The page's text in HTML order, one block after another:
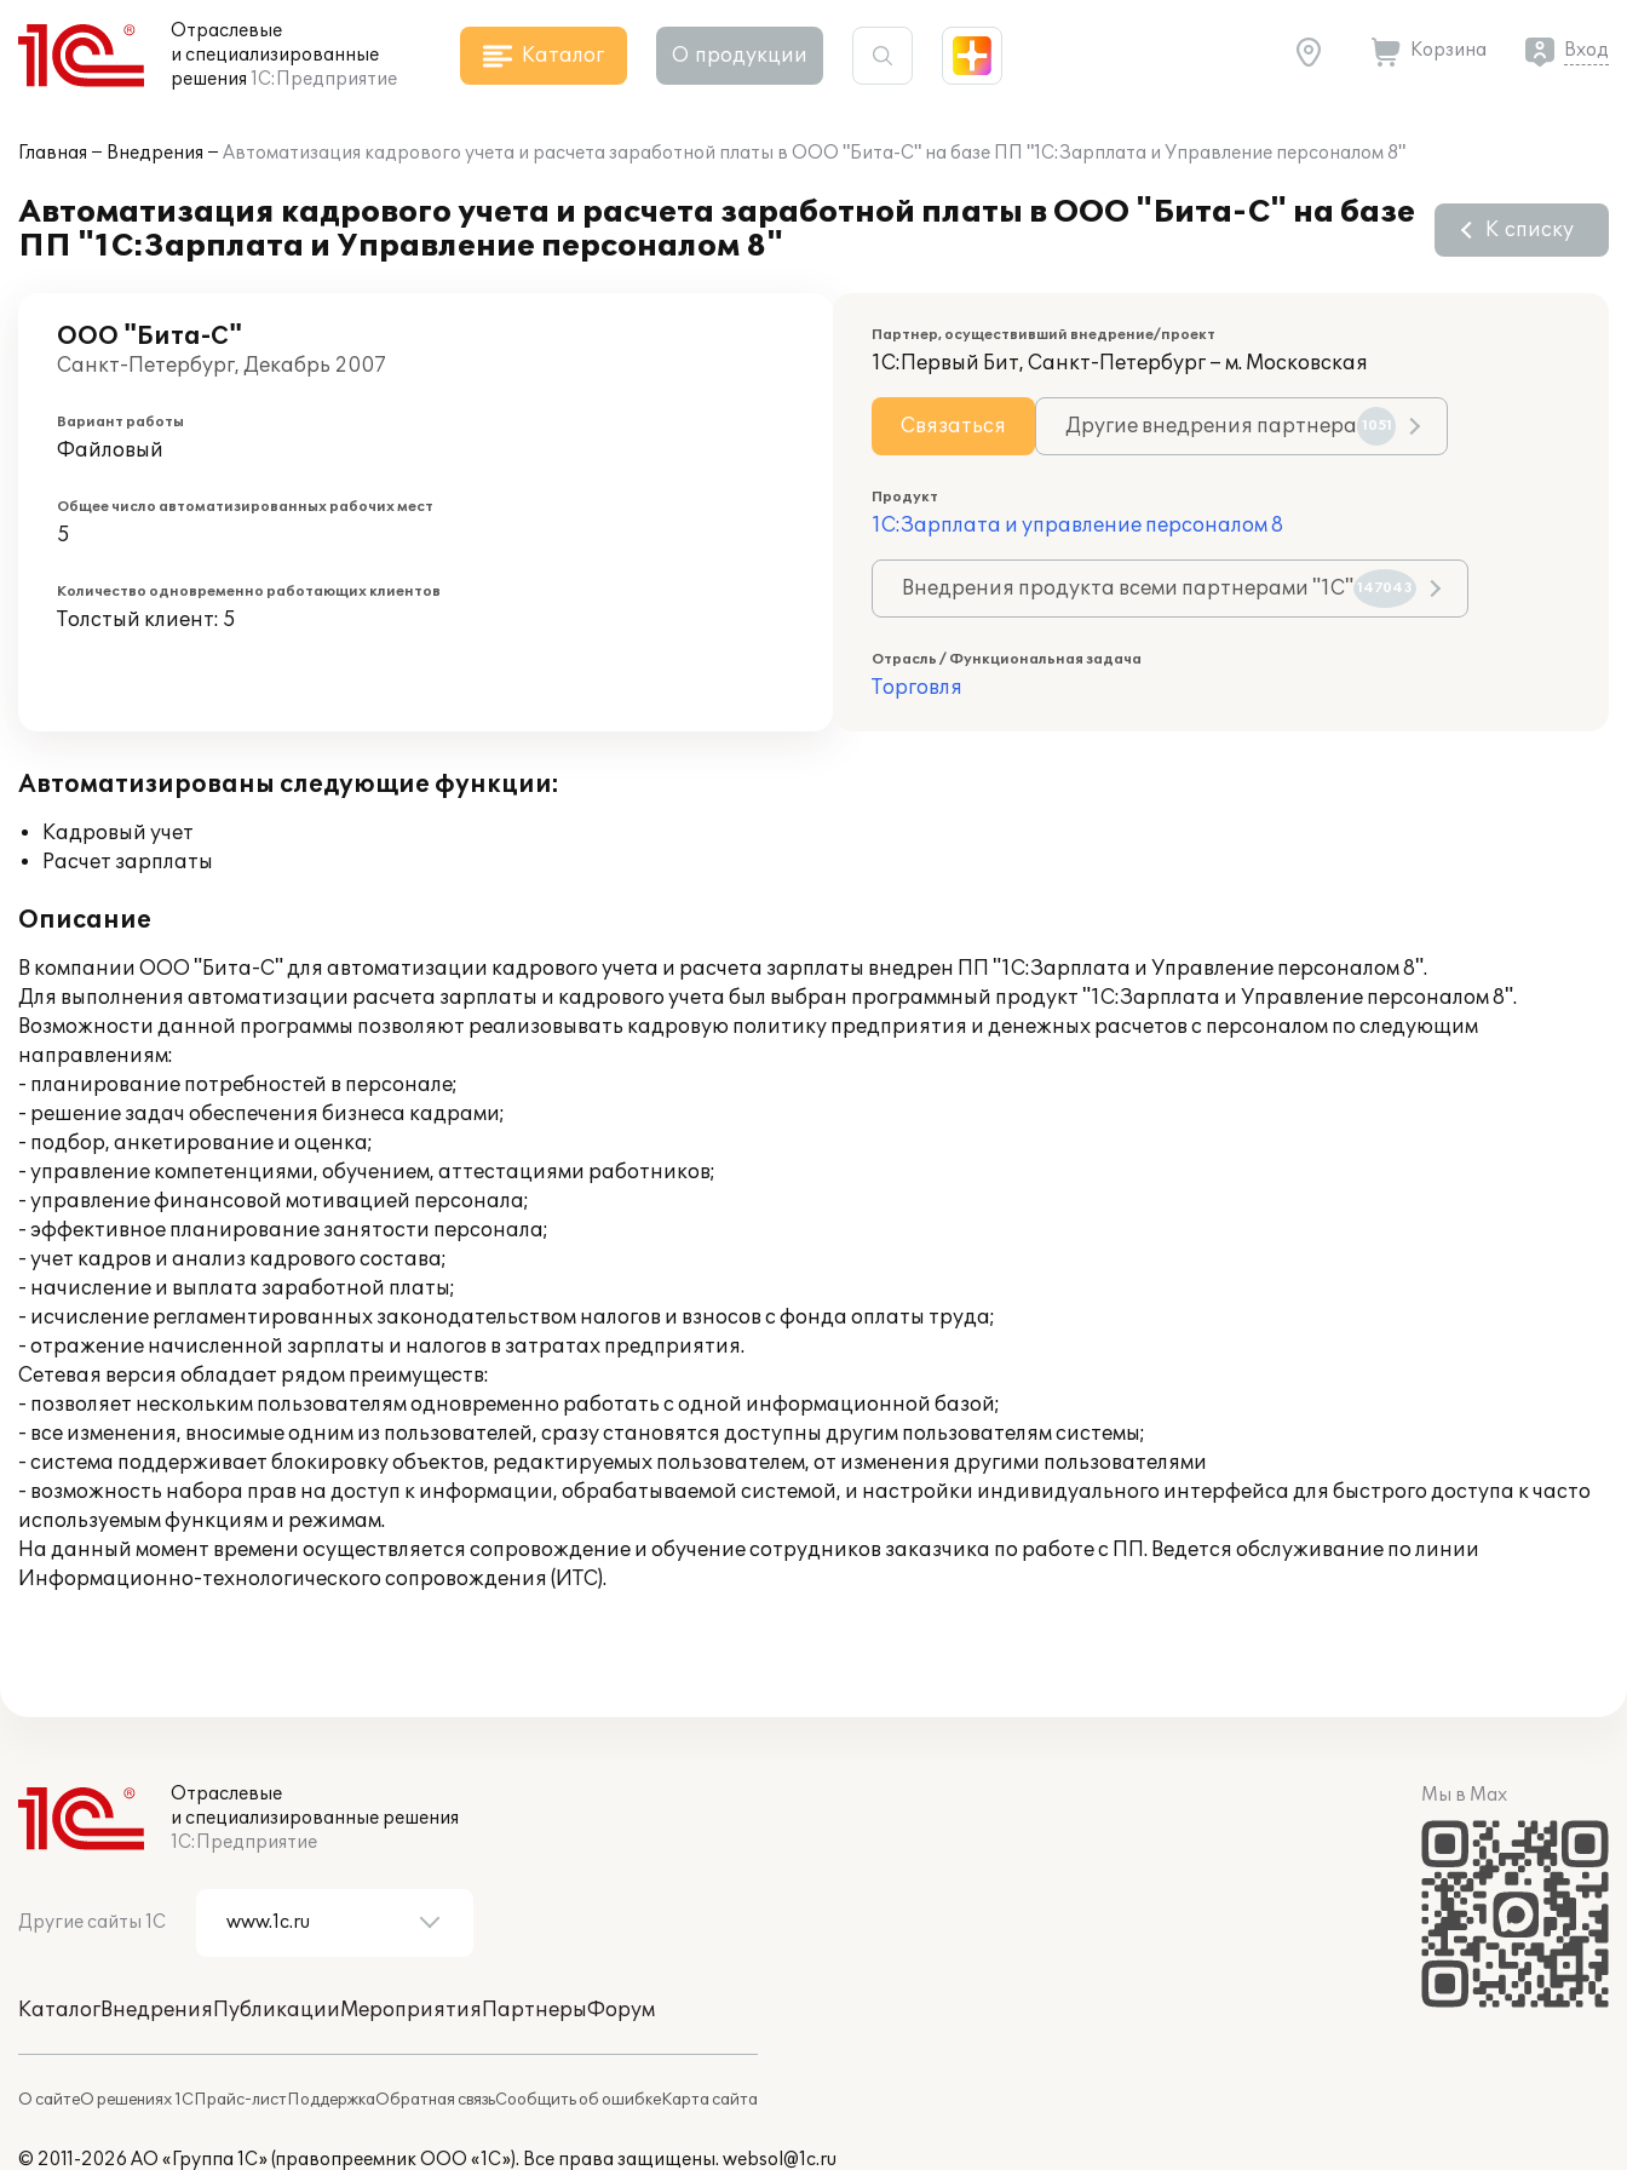
Отраслевые
и специализированные
решения 1С:Предприятие
Каталог О продукции Корзина Вход
Главная Внедрения Автоматизация кадрового учета и расчета заработной платы в ООО "Бита-С" на базе ПП "1С:Зарплата и Управление персоналом 8"
Автоматизация кадрового учета и расчета заработной платы в ООО "Бита-С" на базе
ПП "1С:Зарплата и Управление персоналом 8"
К списку
ООО "Бита-С"
Санкт-Петербург, Декабрь 2007
Вариант работы
Файловый
Общее число автоматизированных рабочих мест
5
Количество одновременно работающих клиентов
Толстый клиент: 5
Партнер, осуществивший внедрение/проект
1С:Первый Бит, Санкт-Петербург – м. Московская
Связаться Другие внедрения партнера 1051
Продукт
1С:Зарплата и управление персоналом 8
Внедрения продукта всеми партнерами "1С" 147043
Отрасль / Функциональная задача
Торговля
Автоматизированы следующие функции:
Кадровый учет
Расчет зарплаты
Описание
В компании ООО "Бита-С" для автоматизации кадрового учета и расчета зарплаты внедрен ПП "1С:Зарплата и Управление персоналом 8".
Для выполнения автоматизации расчета зарплаты и кадрового учета был выбран программный продукт "1С:Зарплата и Управление персоналом 8".
Возможности данной программы позволяют реализовывать кадровую политику предприятия и денежных расчетов с персоналом по следующим
направлениям:
- планирование потребностей в персонале;
- решение задач обеспечения бизнеса кадрами;
- подбор, анкетирование и оценка;
- управление компетенциями, обучением, аттестациями работников;
- управление финансовой мотивацией персонала;
- эффективное планирование занятости персонала;
- учет кадров и анализ кадрового состава;
- начисление и выплата заработной платы;
- исчисление регламентированных законодательством налогов и взносов с фонда оплаты труда;
- отражение начисленной зарплаты и налогов в затратах предприятия.
Сетевая версия обладает рядом преимуществ:
- позволяет нескольким пользователям одновременно работать с одной информационной базой;
- все изменения, вносимые одним из пользователей, сразу становятся доступны другим пользователям системы;
- система поддерживает блокировку объектов, редактируемых пользователем, от изменения другими пользователями
- возможность набора прав на доступ к информации, обрабатываемой системой, и настройки индивидуального интерфейса для быстрого доступа к часто
используемым функциям и режимам.
На данный момент времени осуществляется сопровождение и обучение сотрудников заказчика по работе с ПП. Ведется обслуживание по линии
Информационно-технологического сопровождения (ИТС).
Отраслевые
и специализированные решения
1С:Предприятие
Другие сайты 1С
КаталогВнедренияПубликацииМероприятияПартнерыФорум
О сайтеО решениях 1СПрайс-листПоддержкаОбратная связьСообщить об ошибкеКарта сайта
Мы в Max
© 2011-2026 АО «Группа 1С» (правопреемник ООО «1С»). Все права защищены. websol@1c.ru